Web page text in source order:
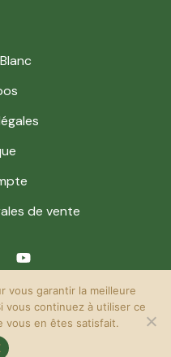
de vente
by Crochet Blanc.
vous garantir la meilleure
vous continuez à utiliser ce
vous en êtes satisfait.